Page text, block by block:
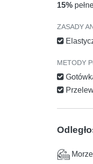
15%
ZASADY
METODY
Morze